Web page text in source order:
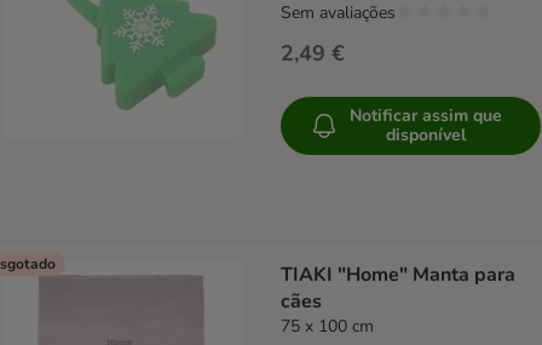
2,49 €
Sem avaliações
Notificar assim que
disponível
TIAKI "Home" Manta para
cães
75 x 100 cm